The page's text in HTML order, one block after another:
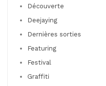
Découverte
Deejaying
Dernières sorties
Featuring
Festival
Graffiti